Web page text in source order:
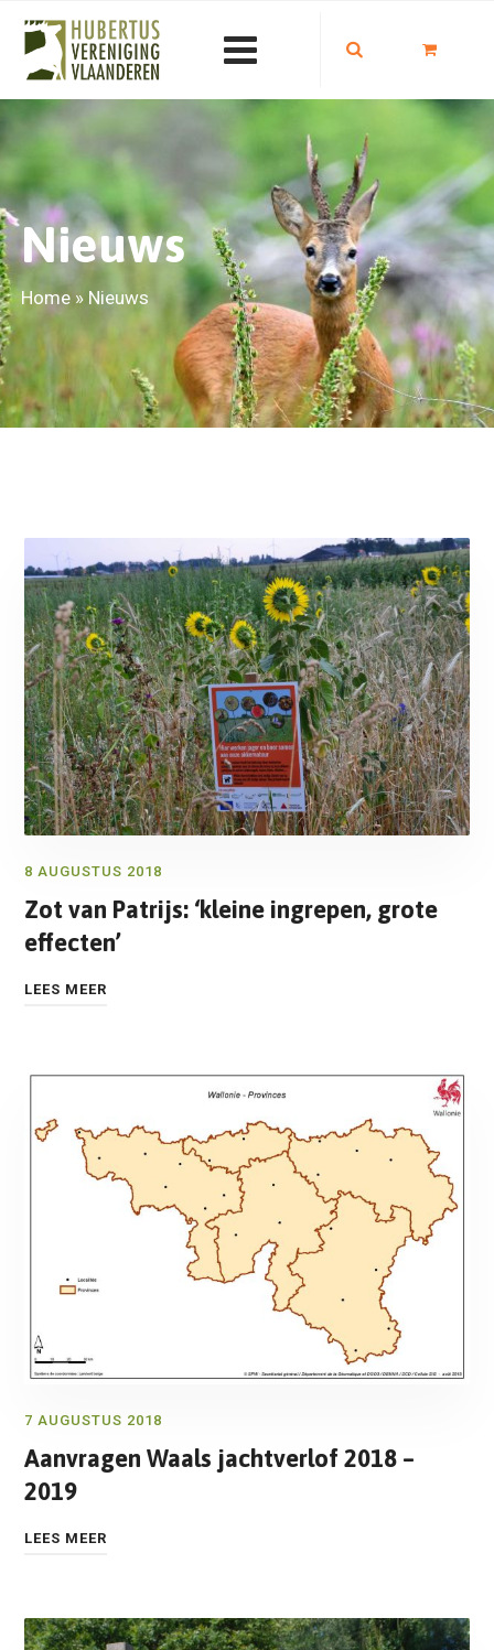
Nieuws
Home» Nieuws
8 AUGUSTUS 2018
Zot van Patrijs: ‘kleine ingrepen, grote
effecten’
LEES MEER
7 AUGUSTUS 2018
Aanvragen Waals jachtverlof 2018 –
2019
LEES MEER